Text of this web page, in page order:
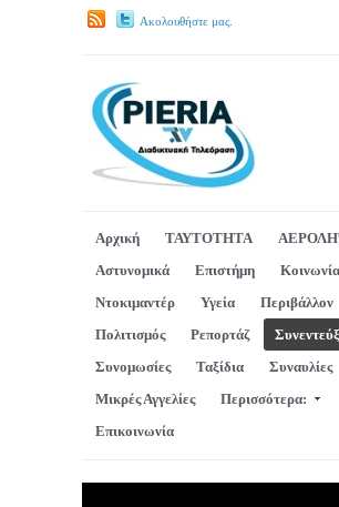
Ακολουθήστε μας.
Αρχική ΤΑΥΤΟΤΗΤΑ
Αστυνομικά
Επιστήμη
Κοινωνία
Ντοκιμαντέρ
Υγεία
Περιβάλλον
Πολιτισμός
Ρεπορτάζ
Συνομωσίες
Ταξίδια
Συναυλίες
Μικρές Αγγελίες
Περισσότερα:
Επικοινωνία